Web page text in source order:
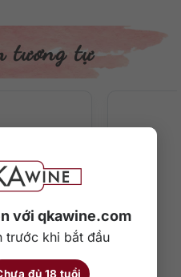
với qkawine.com
trước khi bắt đầu
đủ 18 tuổi
chất, thêm đá viên, pha
nếm thử
mũi ngập tràn hương
thảo mộc hòa quyện cùng
Trên miệng và vị gin ngọt
cây bách xù – cam quýt –
ngon nên được uống
tương tự